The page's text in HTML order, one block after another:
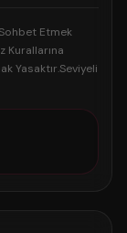
Etmek
Kurallarına
Yasaktır.Seviyeli